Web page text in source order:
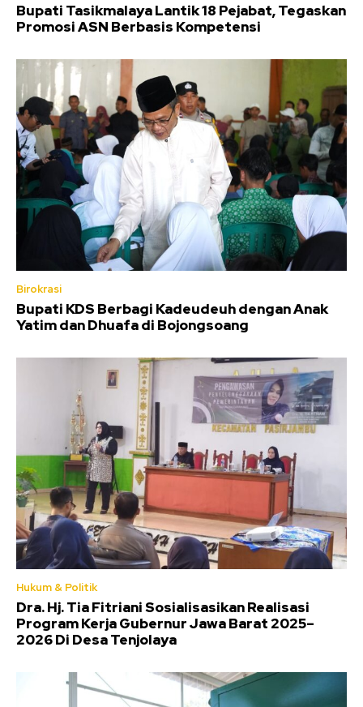
Bupati Tasikmalaya Lantik 18 Pejabat, Tegaskan
Promosi ASN Berbasis Kompetensi
Birokrasi
Bupati KDS Berbagi Kadeudeuh dengan Anak
Yatim dan Dhuafa di Bojongsoang
Hukum & Politik
Dra. Hj. Tia Fitriani Sosialisasikan Realisasi
Program Kerja Gubernur Jawa Barat 2025–
2026 Di Desa Tenjolaya